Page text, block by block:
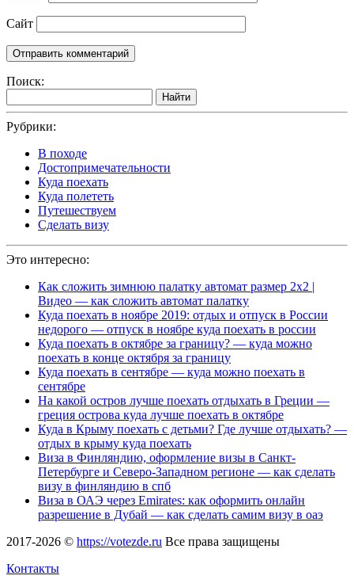
Сайт
Поиск:
Найти
Рубрики:
В походе
Достопримечательности
Куда поехать
Куда полететь
Путешествуем
Сделать визу
Это интересно:
Как сложить зимнюю палатку автомат размер 2х2 |
Видео — как сложить автомат палатку
Куда поехать в ноябре 2019: отдых и отпуск в России
недорого — отпуск в ноябре куда поехать в россии
Куда поехать в октябре за границу? — куда можно
поехать в конце октября за границу
Куда поехать в сентябре — куда можно поехать в
сентябре
На какой остров лучше поехать отдыхать в Греции —
греция острова куда лучше поехать в октябре
Куда в Крыму поехать с детьми? Где лучше отдыхать? —
отдых в крыму куда поехать
Виза в Финляндию, оформление визы в Санкт-
Петербурге и Северо-Западном регионе — как сделать
визу в финляндию в спб
Виза в ОАЭ через Emirates: как оформить онлайн
разрешение в Дубай — как сделать самим визу в оаэ
2017-2026 © https://votezde.ru Все права защищены
Контакты